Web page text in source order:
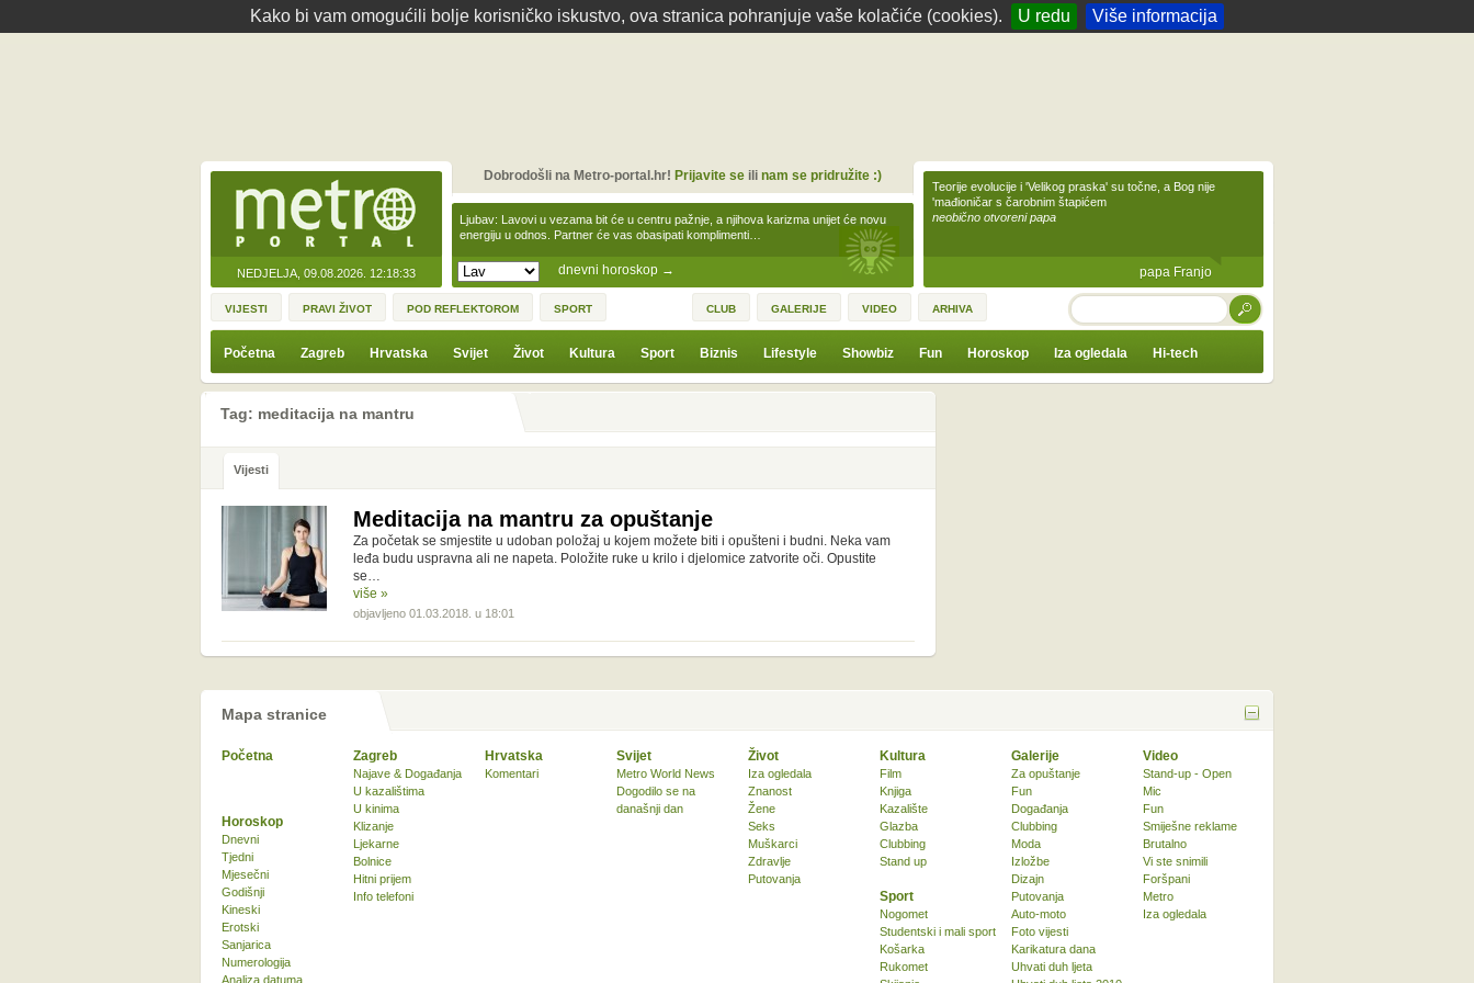
Kako bi vam omogućili bolje korisničko iskustvo, ova stranica pohranjuje vaše kolačiće (cookies). U redu Više informacija
NEDJELJA, 09.08.2026. 12:18:33 dnevni horoskop →
Ljubav: Lavovi u vezama bit će u centru pažnje, a njihova karizma unijet će novu
energiju u odnos. Partner će vas obasipati komplimenti…
Dobrodošli na Metro-portal.hr! Prijavite seili nam se pridružite :)
Teorije evolucije i 'Velikog praska' su točne, a Bog nije
'mađioničar s čarobnim štapićem
neobično otvoreni papa
papa Franjo
VIJESTI PRAVI ŽIVOT POD REFLEKTOROM SPORT CLUB GALERIJE VIDEO ARHIVA TRAŽI
Početna Zagreb Hrvatska Svijet Život Kultura Sport Biznis Lifestyle Showbiz Fun Horoskop Iza ogledala Hi-tech
Tag: meditacija na mantru
Vijesti
Meditacija na mantru za opuštanje
Za početak se smjestite u udoban položaj u kojem možete biti i opušteni i budni. Neka vam
leđa budu uspravna ali ne napeta. Položite ruke u krilo i djelomice zatvorite oči. Opustite
se…
više »
objavljeno 01.03.2018. u 18:01
Mapa stranice
Početna Zagreb
Najave & Događanja
U kazalištima
U kinima
Klizanje
Ljekarne
Bolnice
Hitni prijem
Info telefoni
Hrvatska
Komentari
Svijet
Metro World News
Dogodilo se na
današnji dan
Život
Iza ogledala
Znanost
Žene
Seks
Muškarci
Zdravlje
Putovanja
Kultura
Film
Knjiga
Kazalište
Glazba
Clubbing
Stand up
Sport
Nogomet
Studentski i mali sport
Košarka
Rukomet
Horoskop
Dnevni
Tjedni
Mjesečni
Godišnji
Kineski
Erotski
Sanjarica
Numerologija
Analiza datuma
Galerije
Za opuštanje
Fun
Događanja
Clubbing
Moda
Izložbe
Dizajn
Putovanja
Auto-moto
Foto vijesti
Karikatura dana
Uhvati duh ljeta
Video
Stand-up - Open
Mic
Fun
Smiješne reklame
Brutalno
Vi ste snimili
Foršpani
Metro
Iza ogledala